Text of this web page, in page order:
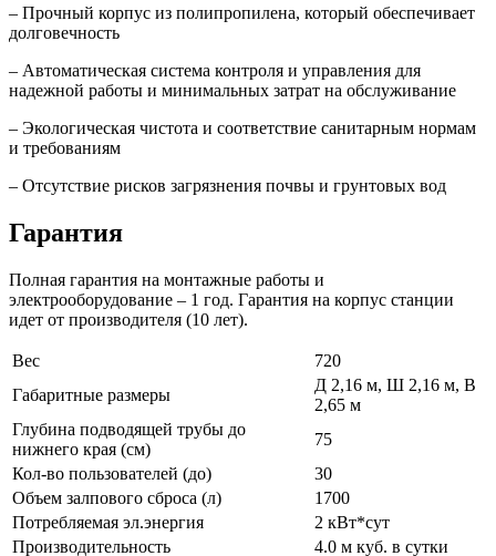
– Прочный корпус из полипропилена, который обеспечивает
долговечность
– Автоматическая система контроля и управления для
надежной работы и минимальных затрат на обслуживание
– Экологическая чистота и соответствие санитарным нормам
и требованиям
– Отсутствие рисков загрязнения почвы и грунтовых вод
Гарантия
Полная гарантия на монтажные работы и
электрооборудование – 1 год. Гарантия на корпус станции
идет от производителя (10 лет).
Вес
720
Габаритные размеры
Д 2,16 м, Ш 2,16 м, В
2,65 м
Глубина подводящей трубы до
нижнего края (см)
75
Кол-во пользователей (до)
30
Объем залпового сброса (л)
1700
Потребляемая эл.энергия
2 кВт*сут
Производительность
4.0 м куб. в сутки